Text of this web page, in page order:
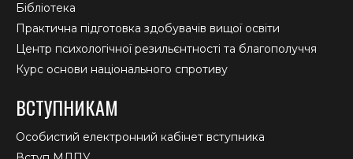
Бібліотека
Практична підготовка здобувачів вищої освіти
Центр психологічної резильєнтності та благополуччя
Курс основи національного спротиву
ВСТУПНИКАМ
Особистий електронний кабінет вступника